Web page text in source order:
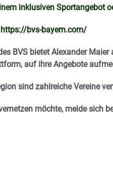
inklusiven Sportangebot
bvs-bayern.com/
BVS bietet Alexander
auf ihre Angebote
sind zahlreiche Vereine
möchte, melde sich